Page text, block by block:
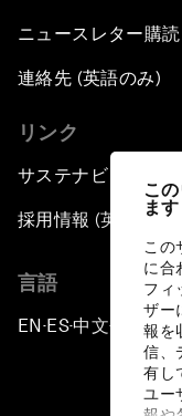
こ
ます
この
に合
フィ
ザー
報を
信、
有し
ユー
ニュースレター購読
連絡先 (英語のみ)
リンク
サステナビリティへ
採用情報 (英語のみ)
言語
EN ▪ES▪中文▪ 日本語